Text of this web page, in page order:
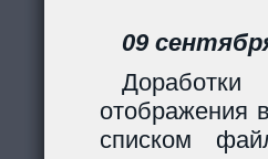
09
отображения
списком